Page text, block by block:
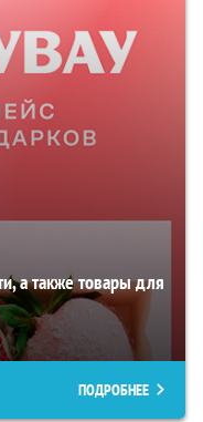
а также товары для
ПОДРОБНЕЕ